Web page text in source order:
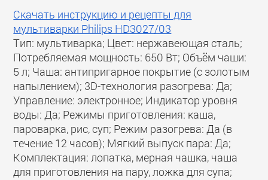
Скачать инструкцию и рецепты для
мультиварки Philips HD3027/03
Тип: мультиварка; Цвет: нержавеющая сталь;
Потребляемая мощность: 650 Вт; Объём чаши:
5 л; Чаша: антипригарное покрытие (с золотым
напылением); 3D-технология разогрева: Да;
Управление: электронное; Индикатор уровня
воды: Да; Режимы приготовления: каша,
пароварка, рис, суп; Режим разогрева: Да (в
течение 12 часов); Мягкий выпуск пара: Да;
Комплектация: лопатка, мерная чашка, чаша
для приготовления на пару, ложка для супа;